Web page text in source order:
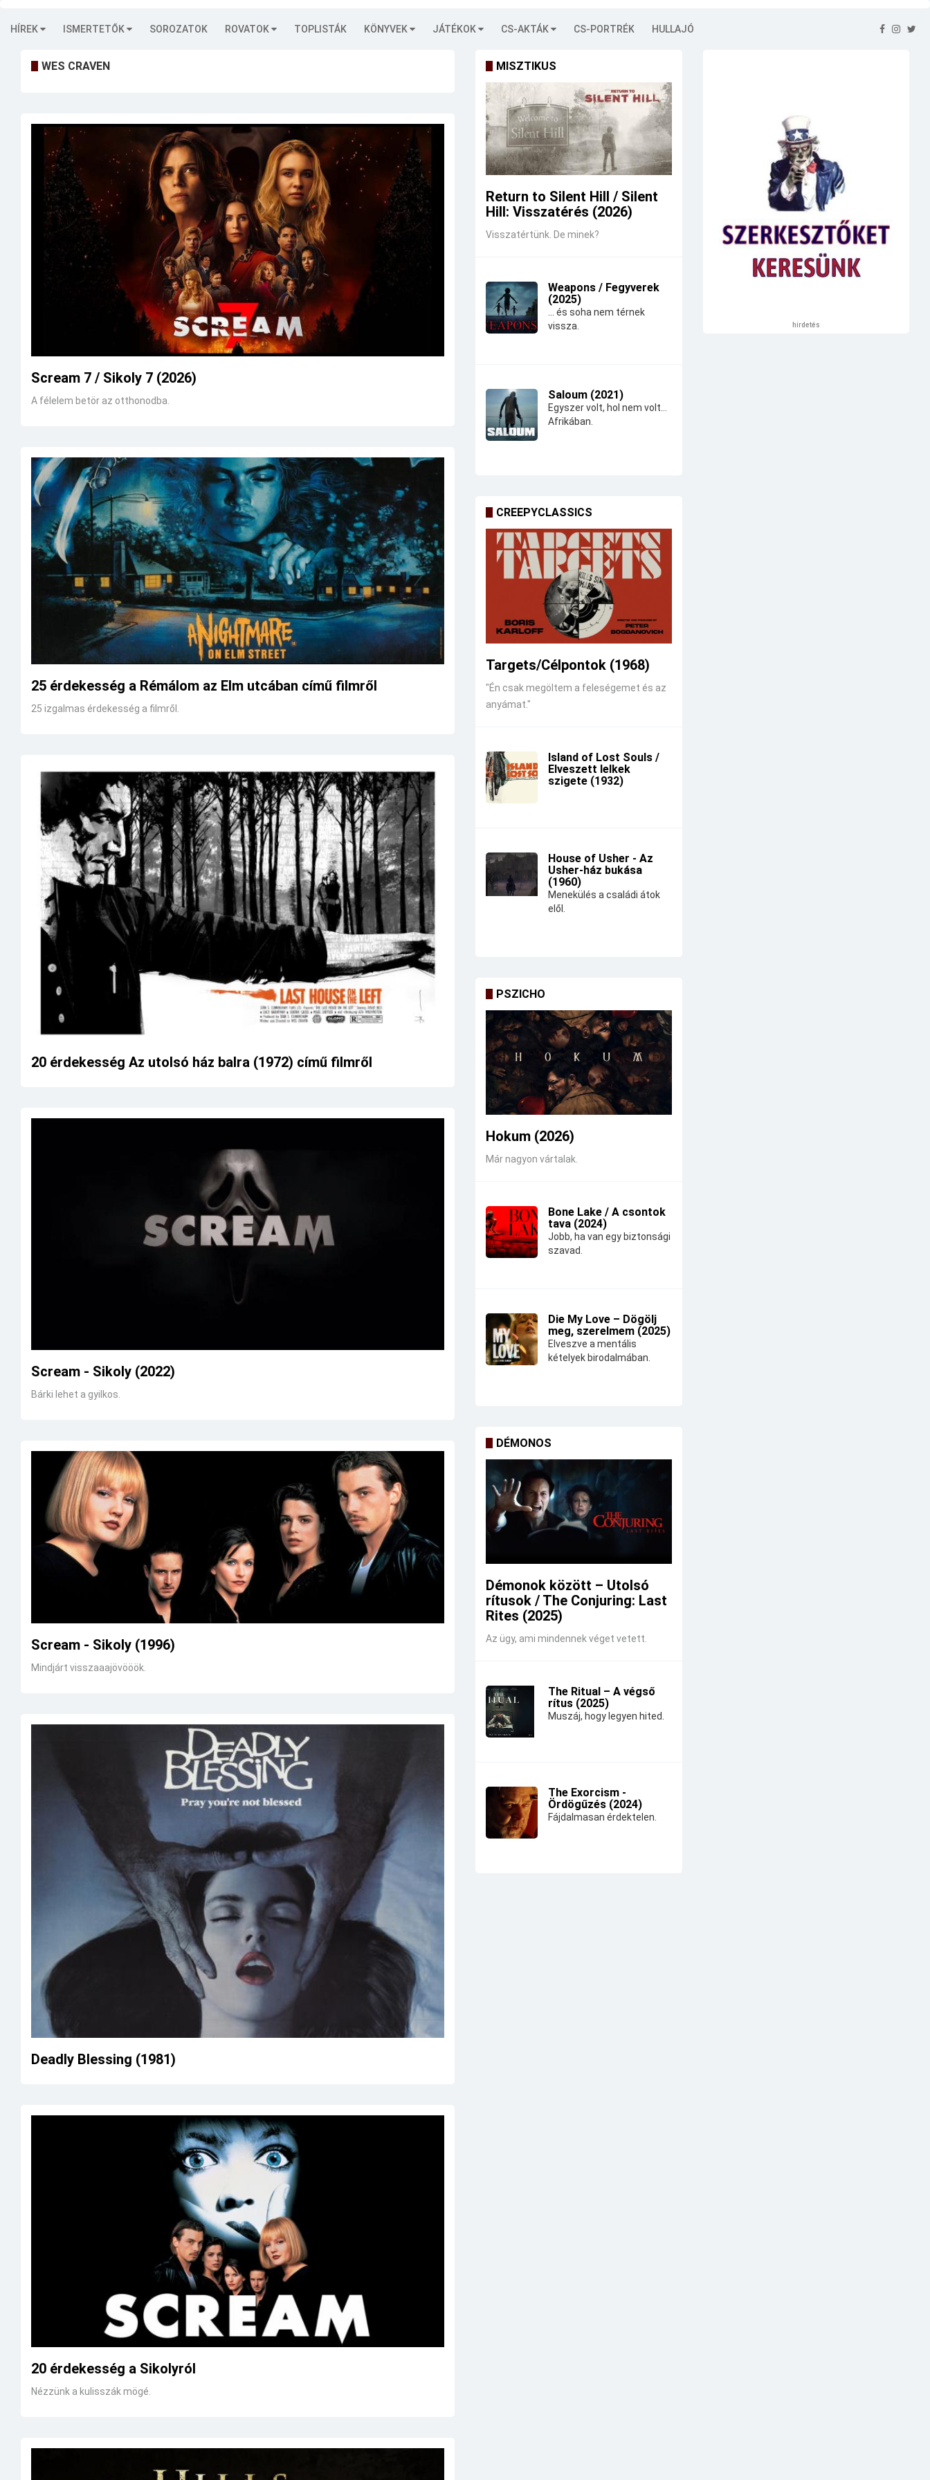
HÍREK ISMERTETŐK SOROZATOK ROVATOK TOPLISTÁK KÖNYVEK JÁTÉKOK CS-AKTÁK CS-PORTRÉK HULLAJÓ
WES CRAVEN
Scream 7 / Sikoly 7 (2026)
A félelem betör az otthonodba.
25 érdekesség a Rémálom az Elm utcában című filmről
25 izgalmas érdekesség a filmről.
20 érdekesség Az utolsó ház balra (1972) című filmről
Scream - Sikoly (2022)
Bárki lehet a gyilkos.
Scream - Sikoly (1996)
Mindjárt visszaaajövööök.
Deadly Blessing (1981)
20 érdekesség a Sikolyról
Nézzünk a kulisszák mögé.
MISZTIKUS
Return to Silent Hill / Silent
Hill: Visszatérés (2026)
Visszatértünk. De minek?
Weapons / Fegyverek
(2025)
... és soha nem térnek
vissza.
Saloum (2021)
Egyszer volt, hol nem volt...
Afrikában.
CREEPYCLASSICS
Targets/Célpontok (1968)
"Én csak megöltem a feleségemet és az
anyámat."
Island of Lost Souls /
Elveszett lelkek
szigete (1932)
House of Usher - Az
Usher-ház bukása
(1960)
Menekülés a családi átok
elől.
PSZICHO
Hokum (2026)
Már nagyon vártalak.
Bone Lake / A csontok
tava (2024)
Jobb, ha van egy biztonsági
szavad.
Die My Love – Dögölj
meg, szerelmem (2025)
Elveszve a mentális
kételyek birodalmában.
DÉMONOS
Démonok között – Utolsó
rítusok / The Conjuring: Last
Rites (2025)
Az ügy, ami mindennek véget vetett.
The Ritual – A végső
rítus (2025)
Muszáj, hogy legyen hited.
The Exorcism -
Ördögűzés (2024)
Fájdalmasan érdektelen.
hirdetés